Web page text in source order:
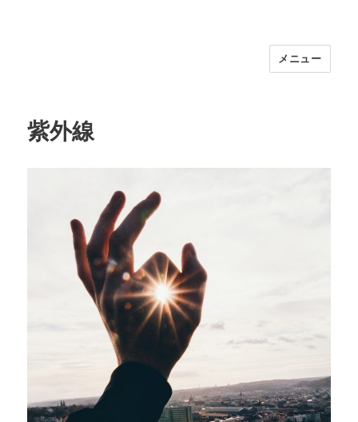
福岡｜天神/今泉/薬院の美容室｜moi
30代からの大人の本気ケアサロン｜オ
フィシャルサイト｜福岡天神エリアで
メニュー
紫外線